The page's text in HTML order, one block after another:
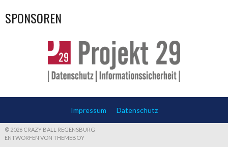
SPONSOREN
Impressum Datenschutz
© 2026 CRAZY BALL REGENSBURG
ENTWORFEN VON THEMEBOY